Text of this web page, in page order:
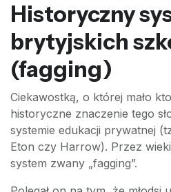
Historyczny
brytyjskich
(fagging)
Ciekawostką, o której mało
historyczne znaczenie tego
systemie edukacji prywatnej
Eton czy Harrow). Przez
system zwany „fagging”.